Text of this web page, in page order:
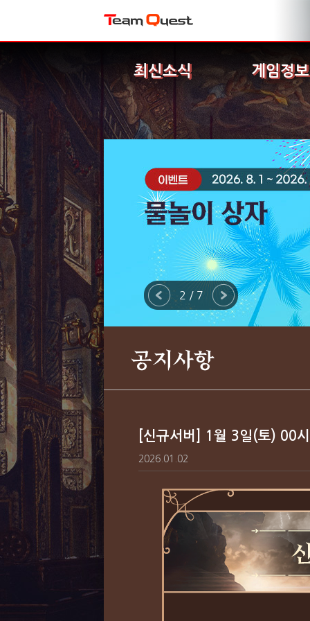
최신소식 게임정보
2 / 7
공지사항
[신규서버] 1월 3일(토) 00
2026.01.02